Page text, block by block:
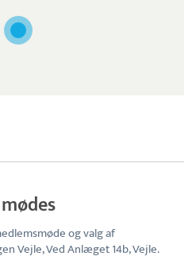
og valg af
Vejle, Ved Anlæget 14b, Vejle.